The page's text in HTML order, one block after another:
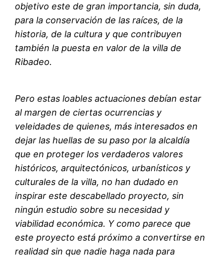
objetivo este de gran importancia, sin duda,
para la conservación de las raíces, de la
historia, de la cultura y que contribuyen
también la puesta en valor de la villa de
Ribadeo.
Pero estas loables actuaciones debían estar
al margen de ciertas ocurrencias y
veleidades de quienes, más interesados en
dejar las huellas de su paso por la alcaldía
que en proteger los verdaderos valores
históricos, arquitectónicos, urbanísticos y
culturales de la villa, no han dudado en
inspirar este descabellado proyecto, sin
ningún estudio sobre su necesidad y
viabilidad económica. Y como parece que
este proyecto está próximo a convertirse en
realidad sin que nadie haga nada para